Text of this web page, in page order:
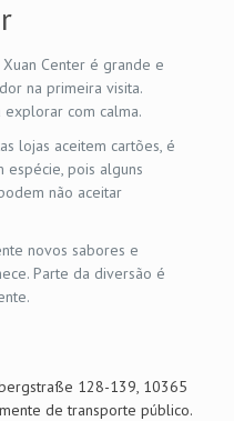
Center é grande e
na primeira visita.
explorar com calma.
lojas aceitem cartões, é
pois alguns
não aceitar
novos sabores e
Parte da diversão é
128-139, 10365
de transporte público.